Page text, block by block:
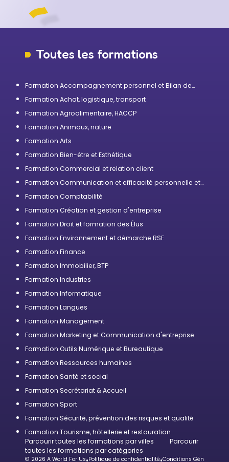
Toutes les formations
Formation Accompagnement personnel et Bilan de
Formation Achat, logistique, transport
Formation Agroalimentaire, HACCP
Formation Animaux, nature
Formation Arts
Formation Bien-être et Esthétique
Formation Commercial et relation client
Formation Communication et efficacité personnelle et
Formation Comptabilité
Formation Création et gestion d'entreprise
Formation Droit et formation des Élus
Formation Environnement et démarche RSE
Formation Finance
Formation Immobilier, BTP
Formation Industries
Formation Informatique
Formation Langues
Formation Management
Formation Marketing et Communication d'entreprise
Formation Outils Numérique et Bureautique
Formation Ressources humaines
Formation Santé et social
Formation Secrétariat & Accueil
Formation Sport
Formation Sécurité, prévention des risques et qualité
Formation Tourisme, hôtellerie et restauration
Parcourir toutes les formations par villes
Parcourir
toutes les formations par catégories
© 2026 A World For Us Politique de confidentialité Conditions Générales